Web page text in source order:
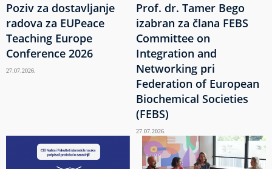
Poziv za dostavljanje
radova za EUPeace
Teaching Europe
Conference 2026
27.07.2026.
Prof. dr. Tamer Bego
izabran za člana FEBS
Committee on
Integration and
Networking pri
Federation of European
Biochemical Societies
(FEBS)
27.07.2026.